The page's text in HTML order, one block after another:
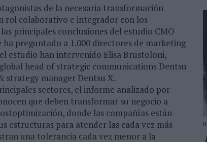
de la necesaria transformación
rol colaborativo e integrador con los
principales conclusiones del estudio CMO
preguntado a 1.000 directores de marketing
estudio han intervenido Elisa Brustoloni,
head of strategic communications Dentsu
strategy manager Dentsu X.
sectores, el informe analizado por
que deben transformar su negocio a
donde las compañías están
estructuras para atender las cada vez más
una tolerancia cada vez menor a la